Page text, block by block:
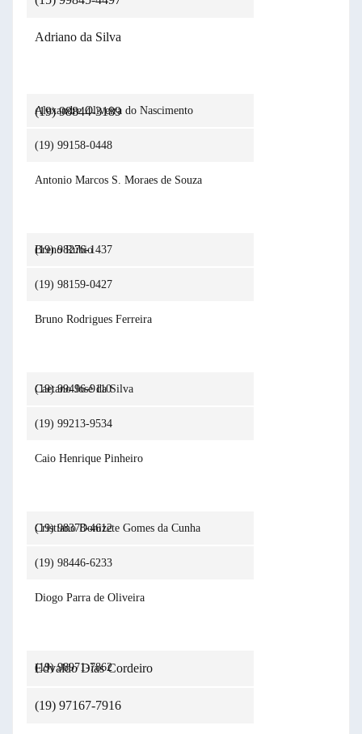
Adriano da Silva
(19) 98844-3189
Alexandre Oliveira do Nascimento
(19) 99158-0448
Antonio Marcos S. Moraes de Souza
(19) 98276-1437
Breno Rúbio
(19) 98159-0427
Bruno Rodrigues Ferreira
(19) 99496-9110
Caetano José da Silva
(19) 99213-9534
Caio Henrique Pinheiro
(19) 98378-4612
Cristiano Donizete Gomes da Cunha
(19) 98446-6233
Diogo Parra de Oliveira
(19) 98971-7862
Edvaldo Dias Cordeiro
(19) 97167-7916